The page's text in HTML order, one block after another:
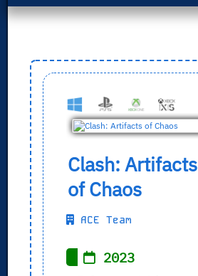
Clash: Artifacts
of Chaos
ACE Team
2023